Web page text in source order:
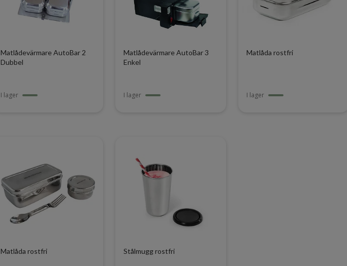
Matlådevärmare AutoBar 2
Dubbel
I lager
Matlådevärmare AutoBar 3
Enkel
I lager
Matlåda rostfri
I lager
Matlåda rostfri Stålmugg rostfri